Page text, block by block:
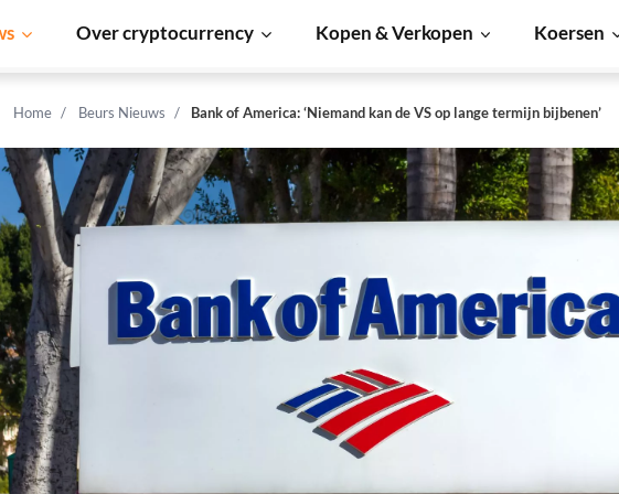
Over cryptocurrency Kopen & Verkopen Koersen
Home Beurs Nieuws Bank of America: ‘Niemand kan de VS op lange termijn bijbenen’